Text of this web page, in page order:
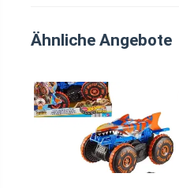
Ähnliche Angebote